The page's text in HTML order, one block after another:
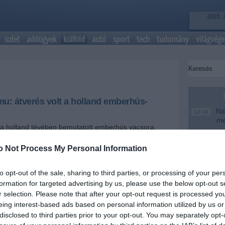
Not Process My Personal Information
opt-out of the sale, sharing to third parties, or processing of your
for targeted advertising by us, please use the below opt-out
selection. Please note that after your opt-out request is processed
interest-based ads based on personal information utilized by us
to third parties prior to your opt-out. You may separately
2026.
üzlet adóügyek külföld autó sport tech tudomány világvége
átverés volt a holland emberhús-
holland tévében bemutatott emberhús vacsora.
+-
az a videó, melyen két holland műsorvezető egy
fogyaszt - élő adásban. A műsort sugárzó BNN-TV
nemrégiben azonban bejelentette: az egész
a két házigazda, Dennis Storm és Valerio Zeno
12:16
18:37
16:12
A